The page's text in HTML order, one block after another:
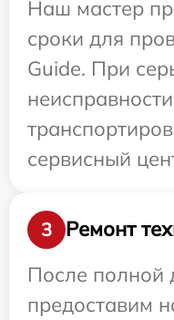
Наш мастер
сроки для
Guide. При
сервисный
3
Ремонт
После полной
предоставим